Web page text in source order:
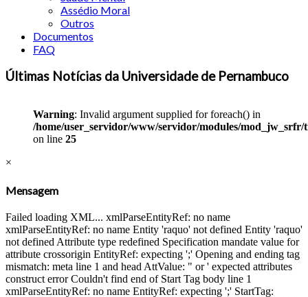
Assédio Moral
Outros
Documentos
FAQ
Últimas Notícias da Universidade de Pernambuco
Warning: Invalid argument supplied for foreach() in
/home/user_servidor/www/servidor/modules/
on line 25
×
Mensagem
Failed loading XML... xmlParseEntityRef: no name
xmlParseEntityRef: no name Entity 'raquo' not defined Entity 'raquo'
not defined Attribute type redefined Specification mandate value for
attribute crossorigin EntityRef: expecting ';' Opening and ending tag
mismatch: meta line 1 and head AttValue: " or ' expected attributes
construct error Couldn't find end of Start Tag body line 1
xmlParseEntityRef: no name EntityRef: expecting ';' StartTag: